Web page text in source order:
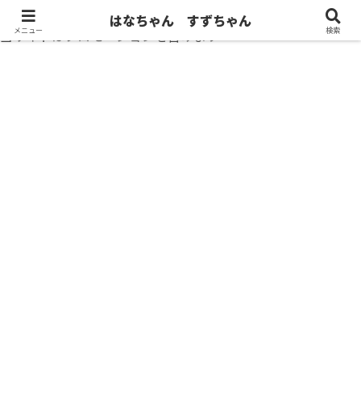
当サイトはプロモーションを含みます
メニュー
はなちゃん すずちゃん
検索